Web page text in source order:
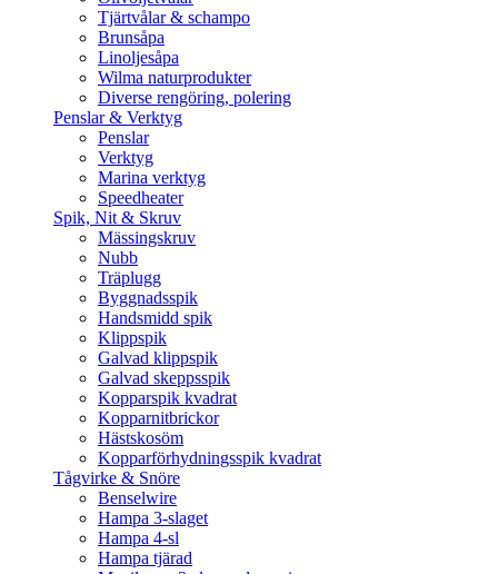
Tjärtvålar & schampo
Brunsåpa
Linoljesåpa
Wilma naturprodukter
Diverse rengöring, polering
Penslar & Verktyg
Penslar
Verktyg
Marina verktyg
Speedheater
Spik, Nit & Skruv
Mässingskruv
Nubb
Träplugg
Byggnadsspik
Handsmidd spik
Klippspik
Galvad klippspik
Galvad skeppsspik
Kopparspik kvadrat
Kopparnitbrickor
Hästskosöm
Kopparförhydningsspik kvadrat
Tågvirke & Snöre
Benselwire
Hampa 3-slaget
Hampa 4-sl
Hampa tjärad